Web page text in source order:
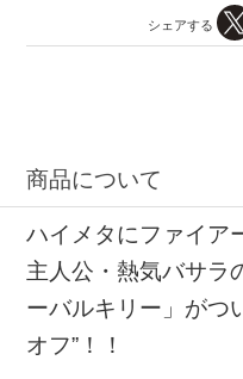
シェアする
商品について
ハイメタにファイア
主人公・熱気バサラ
ーバルキリー」がつ
オフ”！！